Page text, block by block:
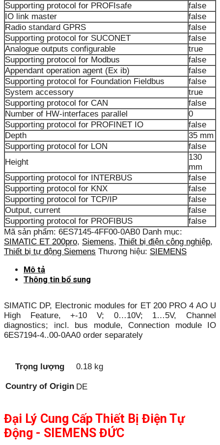
Supporting protocol for PROFIsafe
false
IO link master
false
Radio standard GPRS
false
Supporting protocol for SUCONET
false
Analogue outputs configurable
true
Supporting protocol for Modbus
false
Appendant operation agent (Ex ib)
false
Supporting protocol for Foundation Fieldbus
false
System accessory
true
Supporting protocol for CAN
false
Number of HW-interfaces parallel
0
Supporting protocol for PROFINET IO
false
Depth
35 mm
Supporting protocol for LON
false
Height
130
mm
Supporting protocol for INTERBUS
false
Supporting protocol for KNX
false
Supporting protocol for TCP/IP
false
Output, current
false
Supporting protocol for PROFIBUS
false
Mã sản phẩm: 6ES7145-4FF00-0AB0 Danh mục:
SIMATIC ET 200pro, Siemens, Thiết bị điện công nghiệp,
Thiết bị tự động Siemens Thương hiệu: SIEMENS
Mô tả
Thông tin bổ sung
SIMATIC DP, Electronic modules for ET 200 PRO 4 AO U
High Feature, +-10 V; 0…10V; 1…5V, Channel
diagnostics; incl. bus module, Connection module IO
6ES7194-4..00-0AA0 order separately
Trọng lượng 0.18 kg
Country of Origin DE
Đại Lý Cung Cấp Thiết Bị Điện Tự
Động - SIEMENS ĐỨC